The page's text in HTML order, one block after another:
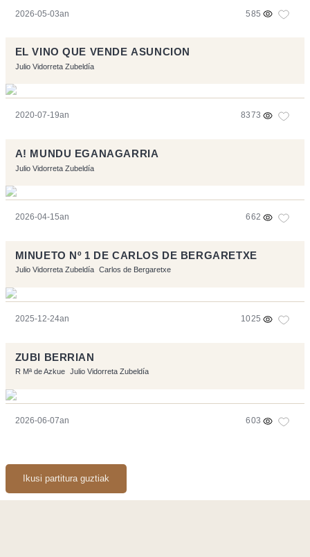
2026-05-03an 585
EL VINO QUE VENDE ASUNCION
Julio Vidorreta Zubeldía
2020-07-19an 8373
A! MUNDU EGANAGARRIA
Julio Vidorreta Zubeldía
2026-04-15an 662
MINUETO Nº 1 DE CARLOS DE BERGARETXE
Julio Vidorreta Zubeldía Carlos de Bergaretxe
2025-12-24an 1025
ZUBI BERRIAN
R Mª de Azkue Julio Vidorreta Zubeldía
2026-06-07an 603
Ikusi partitura guztiak